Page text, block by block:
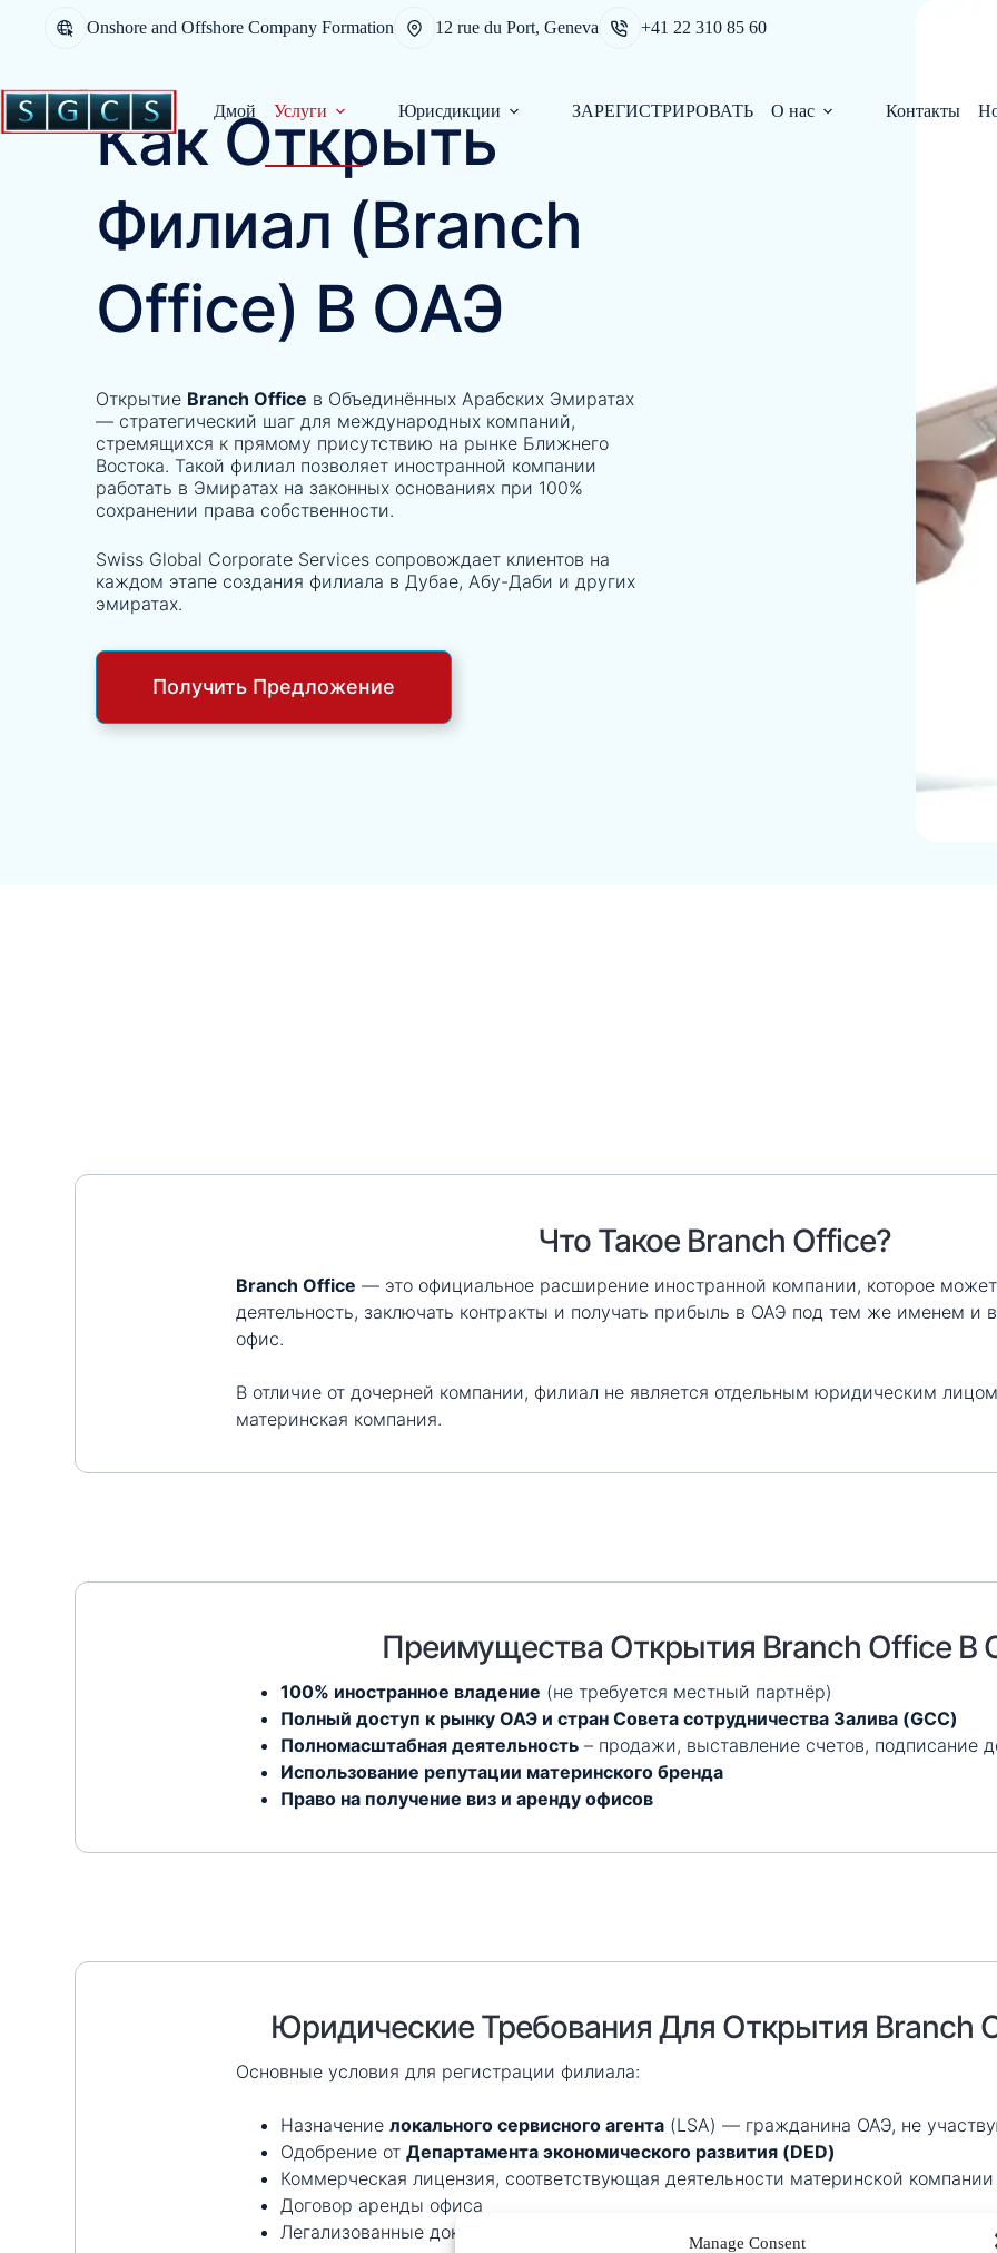
Manage Consent
Onshore and Offshore Company Formation 12 rue du Port, Geneva +41 22 310 85 60
Дмой Услуги Юрисдикции ЗАРЕГИСТРИРОВАТЬ О нас Контакты
Как Открыть
Филиал (Branch
Office) В ОАЭ
Открытие Branch Office в Объединённых Арабских Эмиратах
— стратегический шаг для международных компаний,
стремящихся к прямому присутствию на рынке Ближнего
Востока. Такой филиал позволяет иностранной компании
работать в Эмиратах на законных основаниях при 100%
сохранении права собственности.
Swiss Global Corporate Services сопровождает клиентов на
каждом этапе создания филиала в Дубае, Абу-Даби и других
эмиратах.
Получить Предложение
Что Такое Branch Office?
Branch Office — это официальное расширение иностранной компании, которое
деятельность, заключать контракты и получать прибыль в ОАЭ под тем же именем и
офис.
В отличие от дочерней компании, филиал не является отдельным юридическим
материнская компания.
Преимущества Открытия Branch Office В
100% иностранное владение (не требуется местный партнёр)
Полный доступ к рынку ОАЭ и стран Совета сотрудничества Залива (GCC)
Полномасштабная деятельность– продажи, выставление счетов, подписание
Использование репутации материнского бренда
Право на получение виз и аренду офисов
Юридические Требования Для Открытия Branch
Основные условия для регистрации филиала:
Назначение локального сервисного агента(LSA) — гражданина ОАЭ, не
Одобрение от Департамента экономического развития (DED)
Коммерческая лицензия, соответствующая деятельности материнской компании
Договор аренды офиса
Легализованные документы от материнской компании (решение совета, устав и